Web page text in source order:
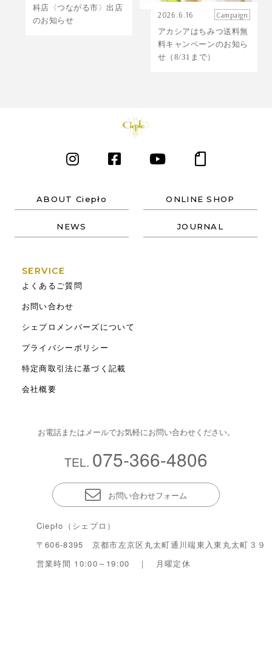
科店〈つながる市〉出店
のお知らせ
2026.6.16
Campaign
アカシアはちみつ送料無
料キャンペーンのお知ら
せ（8/31まで）
ABOUT Ciepło ONLINE SHOP
NEWS JOURNAL
SERVICE
よくあるご質問
お問い合わせ
シェプロメンバーズについて
プライバシーポリシー
特定商取引法に基づく記載
会社概要
お電話またはメールでお気軽にお問い合わせください。
TEL. 075-366-4806
お問い合わせフォーム
Ciepło（シェプロ）
〒606-8395 京都市左京区丸太町通川端東入東丸太町３９
営業時間 10:00～19:00 ｜ 月曜定休